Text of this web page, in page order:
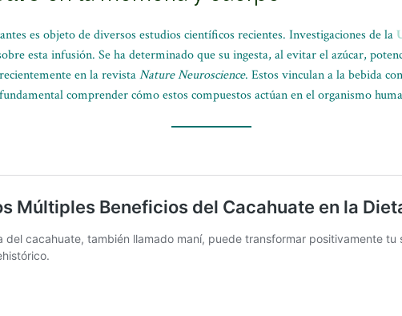
es objeto de diversos estudios científicos recientes. Investigaciones de la
esta infusión. Se ha determinado que su ingesta, al evitar el azúcar,
en la revistaNature Neuroscience. Estos vinculan a la bebida
comprender cómo estos compuestos actúan en el organismo